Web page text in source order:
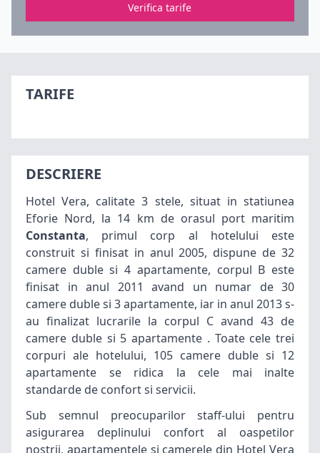
Verifica tarife
TARIFE
DESCRIERE
Hotel Vera, calitate 3 stele, situat in statiunea
Eforie Nord, la 14 km de orasul port maritim
Constanta, primul corp al hotelului este
construit si finisat in anul 2005, dispune de 32
camere duble si 4 apartamente, corpul B este
finisat in anul 2011 avand un numar de 30
camere duble si 3 apartamente, iar in anul 2013 s-
au finalizat lucrarile la corpul C avand 43 de
camere duble si 5 apartamente . Toate cele trei
corpuri ale hotelului, 105 camere duble si 12
apartamente se ridica la cele mai inalte
standarde de confort si servicii.
Sub semnul preocuparilor staff-ului pentru
asigurarea deplinului confort al oaspetilor
nostrii, apartamentele si camerele din Hotel Vera